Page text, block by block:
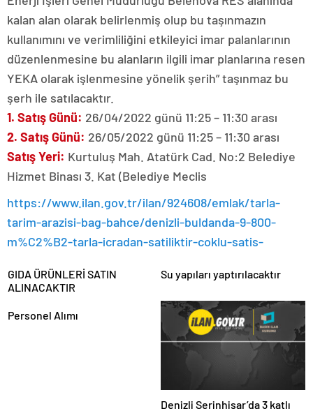
kalan alan olarak belirlenmiş olup bu taşınmazın
kullanımını ve verimliliğini etkileyici imar palanlarının
düzenlenmesine bu alanların ilgili imar planlarına resen
YEKA olarak işlenmesine yönelik şerih” taşınmaz bu
şerh ile satılacaktır.
1. Satış Günü: 26/04/2022 günü 11:25 – 11:30 arası
2. Satış Günü: 26/05/2022 günü 11:25 – 11:30 arası
Satış Yeri: Kurtuluş Mah. Atatürk Cad. No:2 Belediye
Hizmet Binası 3. Kat (Belediye Meclis
https://www.ilan.gov.tr/ilan/924608/emlak/tarla-
tarim-arazisi-bag-bahce/denizli-buldanda-9-800-
m%C2%B2-tarla-icradan-satiliktir-coklu-satis-
GIDA ÜRÜNLERİ SATIN
ALINACAKTIR
Su yapıları yaptırılacaktır
Personel Alımı
Denizli Serinhisar’da 3 katlı